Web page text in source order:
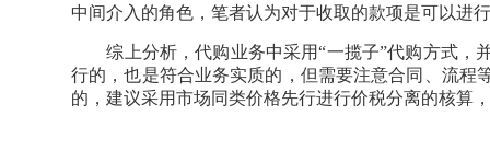
中间介入的角色，笔者认为对于收取的款项是可以进
综上分析，代购业务中采用“一揽子”代购方式，
行的，也是符合业务实质的，但需要注意合同、流程
的，建议采用市场同类价格先行进行价税分离的核算